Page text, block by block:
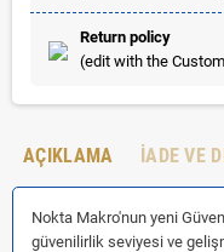
Return policy
(edit with the
AÇIKLAMA İADE VE
Nokta Makro'nun yeni
güvenilirlik seviyesi ve